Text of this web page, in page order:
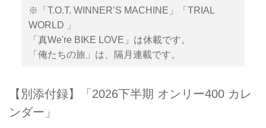
※「T.O.T. WINNER’S MACHINE」「TRIAL
WORLD 」
「真We're BIKE LOVE」は休載です。
「俺たちの旅」は、隔月連載です。
【別添付録】「2026下半期 オンリー400 カレ
ンダー」